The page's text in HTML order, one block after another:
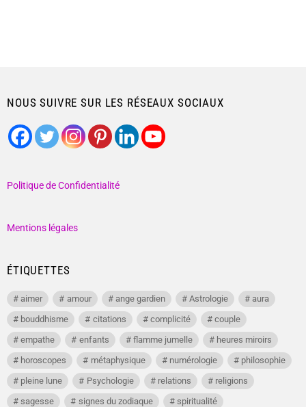
NOUS SUIVRE SUR LES RÉSEAUX SOCIAUX
Politique de Confidentialité
Mentions légales
ÉTIQUETTES
aimer amour ange gardien Astrologie
aura
bouddhisme
citations complicité
couple
empathe
enfants flamme jumelle
heures miroirs
horoscopes
métaphysique numérologie
philosophie
pleine lune
Psychologie relations
religions
sagesse
signes du zodiaque spiritualité